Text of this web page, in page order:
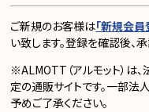
ご新規のお客様は「新規会
い致します。登録を確認後、
※ALMOTT（アルモット）は
定の通販サイトです。一部法
予めご了承ください。